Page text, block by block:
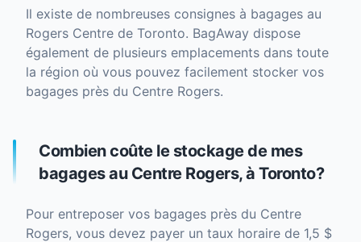
Il existe de nombreuses consignes à bagages au
Rogers Centre de Toronto. BagAway dispose
également de plusieurs emplacements dans toute
la région où vous pouvez facilement stocker vos
bagages près du Centre Rogers.
Combien coûte le stockage de mes
bagages au Centre Rogers, à Toronto?
Pour entreposer vos bagages près du Centre
Rogers, vous devez payer un taux horaire de 1,5 $